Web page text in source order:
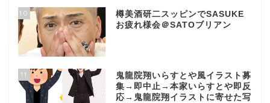
10
樽美酒研二スッピンでSASUKE
お疲れ様会＠SATOブリアン
11
鬼龍院翔いらすとや風イラスト募
集→即中止→本家いらすとや即反
応→鬼龍院翔イラストに寄せた写